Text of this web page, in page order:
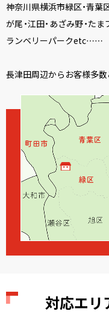
神奈川県横浜市緑区・青葉区
が尾・江田・あざみ野・た
ランベリーパークetc……
長津田周辺からお客様多数
対応エリ